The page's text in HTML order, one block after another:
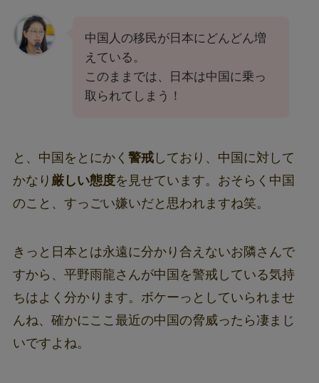
中国人の移民が日本にどんどん増
えている。
このままでは、日本は中国に乗っ
取られてしまう！
と、中国をとにかく 警戒しており、中国に対して
かなり 厳しい態度を見せています。おそらく中国
のこと、すっごい嫌いだと思われますね笑。
きっと日本とは永遠に分かり合えないお隣さんで
すから、平野雨龍さんが中国を警戒している気持
ちはよく分かります。ボケーっとしていられませ
んね、確かにここ最近の中国の脅威ったら凄まじ
いですよね。